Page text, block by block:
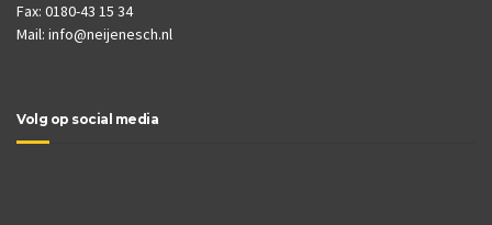
Fax: 0180-43 15 34
Mail: info@neijenesch.nl
Volg op social media